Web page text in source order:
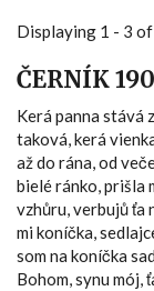
Displaying 1 - 3
ČERNÍK
Kerá panna stává
taková, kerá
až do rána, od
bielé ránko, prišla
vzhůru, verbujů ťa
mi koníčka,
som na koníčka
Bohom, synu mój,